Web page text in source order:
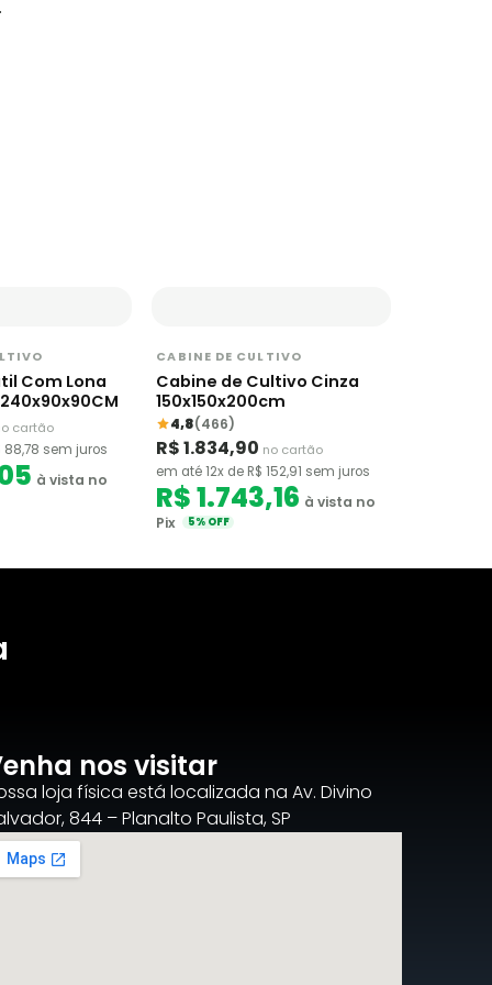
Com Lona
cartão
88,78 sem juros
à vista no
CABINE DE CULTIVO
Cabine de Cultivo Cinza
150x150x200cm
4,8(466)
R$ 1.834,90 no cartão
em até 12x de R$ 152,91 sem juros
R$ 1.743,16 à vista no
Pix
5% OFF
nos visitar
loja física está localizada na Av. Divino
844 – Planalto Paulista, SP